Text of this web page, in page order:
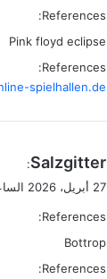
References:
Pink floyd eclipse
References:
spielhallen.de/
ي
ل
Salzgitter
:
27 أبريل، 2026 الساعة 12:22 ص
References:
Bottrop
References: